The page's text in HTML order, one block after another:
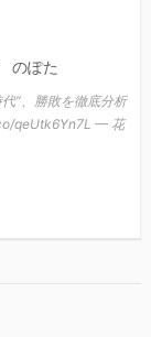
のぽた
”、勝敗を徹底分析
qeUtk6Yn7L — 花